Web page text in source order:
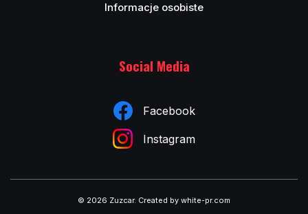
Informacje osobiste
Social Media
Facebook
Instagram
© 2026 Zuzcar. Created by white-pr.com